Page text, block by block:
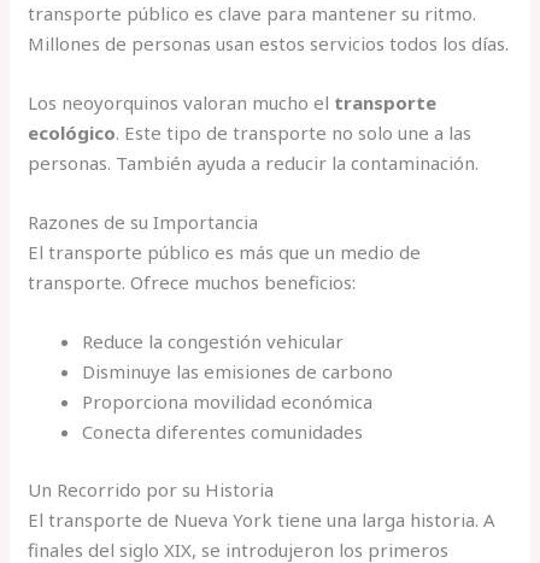
transporte público es clave para mantener su ritmo.
Millones de personas usan estos servicios todos los días.
Los neoyorquinos valoran mucho el transporte
ecológico. Este tipo de transporte no solo une a las
personas. También ayuda a reducir la contaminación.
Razones de su Importancia
El transporte público es más que un medio de
transporte. Ofrece muchos beneficios:
Reduce la congestión vehicular
Disminuye las emisiones de carbono
Proporciona movilidad económica
Conecta diferentes comunidades
Un Recorrido por su Historia
El transporte de Nueva York tiene una larga historia. A
finales del siglo XIX, se introdujeron los primeros